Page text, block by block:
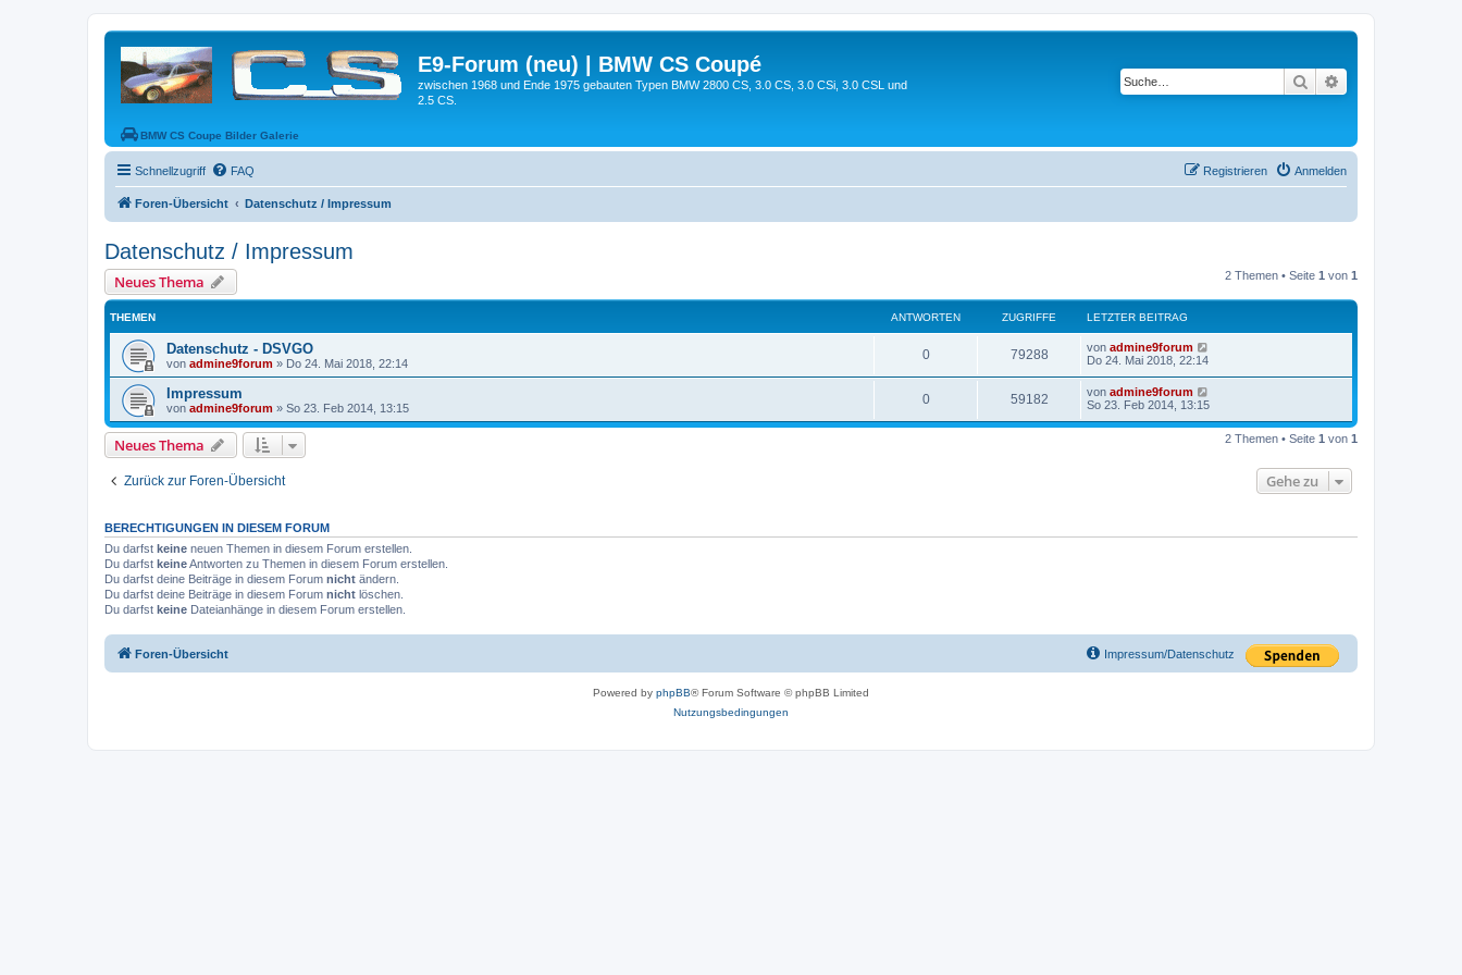
E9-Forum (neu) | BMW CS Coupé
zwischen 1968 und Ende 1975 gebauten Typen BMW 2800 CS, 3.0 CS, 3.0 CSi, 3.0 CSL und
2.5 CS.
BMW CS Coupe Bilder Galerie
Suche
Schnellzugriff FAQ Anmelden
Registrieren
Foren-Übersicht Datenschutz / Impressum
Datenschutz / Impressum
Neues Thema 2 Themen • Seite 1 von 1
THEMEN ANTWORTEN ZUGRIFFE LETZTER BEITRAG
Datenschutz - DSVGO
von admine9forum » Do 24. Mai 2018, 22:14
0 79288 von admine9forum
Do 24. Mai 2018, 22:14
Impressum
von admine9forum » So 23. Feb 2014, 13:15
0 59182 von admine9forum
So 23. Feb 2014, 13:15
Neues Thema 2 Themen • Seite 1 von 1
Zurück zur Foren-Übersicht Gehe zu
BERECHTIGUNGEN IN DIESEM FORUM
Du darfst keine neuen Themen in diesem Forum erstellen.
Du darfst keineAntworten zu Themen in diesem Forum erstellen.
Du darfst deine Beiträge in diesem Forum nicht ändern.
Du darfst deine Beiträge in diesem Forum nicht löschen.
Du darfst keine Dateianhänge in diesem Forum erstellen.
Foren-Übersicht Impressum/Datenschutz
Powered by phpBB® Forum Software © phpBB Limited
Nutzungsbedingungen